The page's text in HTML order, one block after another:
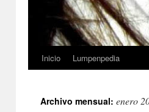
Inicio Lumpenpedia
Archivo mensual: enero